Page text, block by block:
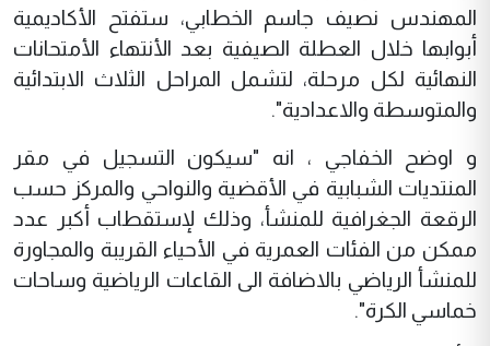
المهندس نصيف جاسم الخطابي، ستفتح الأكاديمية
أبوابها خلال العطلة الصيفية بعد الأنتهاء الأمتحانات
النهائية لكل مرحلة، لتشمل المراحل الثلاث الابتدائية
والمتوسطة والاعدادية".
و اوضح الخفاجي ، انه "سيكون التسجيل في مقر
المنتديات الشبابية في الأقضية والنواحي والمركز حسب
الرقعة الجغرافية للمنشأ، وذلك لإستقطاب أكبر عدد
ممكن من الفئات العمرية في الأحياء القريبة والمجاورة
للمنشأ الرياضي بالاضافة الى القاعات الرياضية وساحات
خماسي الكرة".